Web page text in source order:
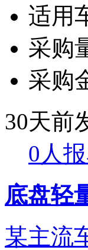
适用
采购
采购
30天前
0人
底盘轻
某主流